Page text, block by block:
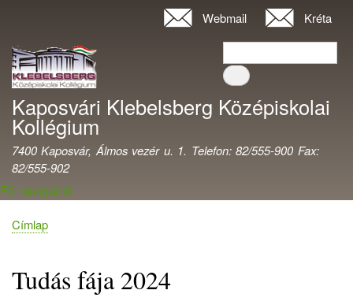
Ugrás
a
fiók
menüje
Webmail Kréta
Keresés
Kaposvári Klebelsberg Középiskolai
Kollégium
7400 Kaposvár, Álmos vezér u. 1. Telefon: 82/555-900 Fax:
82/555-902
Fő navigáció
Morzsa
Címlap
Tudás fája 2024